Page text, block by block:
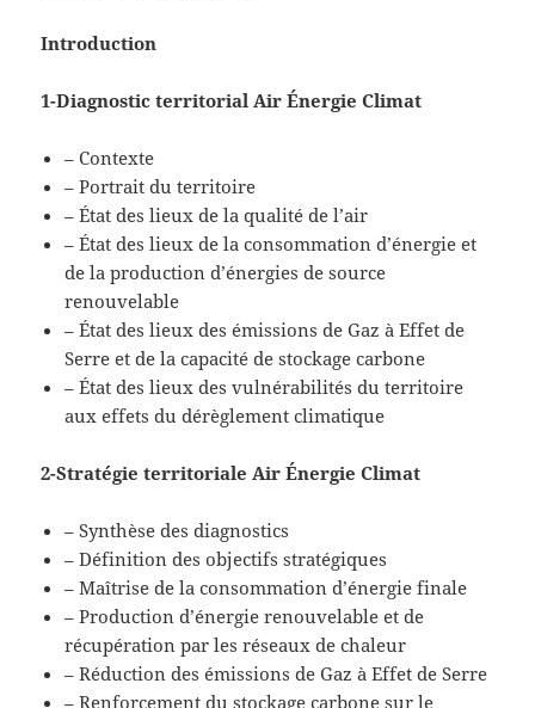
Introduction
1-Diagnostic territorial Air Énergie Climat
– Contexte
– Portrait du territoire
– État des lieux de la qualité de l’air
– État des lieux de la consommation d’énergie et
de la production d’énergies de source
renouvelable
– État des lieux des émissions de Gaz à Effet de
Serre et de la capacité de stockage carbone
– État des lieux des vulnérabilités du territoire
aux effets du dérèglement climatique
2-Stratégie territoriale Air Énergie Climat
– Synthèse des diagnostics
– Définition des objectifs stratégiques
– Maîtrise de la consommation d’énergie finale
– Production d’énergie renouvelable et de
récupération par les réseaux de chaleur
– Réduction des émissions de Gaz à Effet de Serre
– Renforcement du stockage carbone sur le